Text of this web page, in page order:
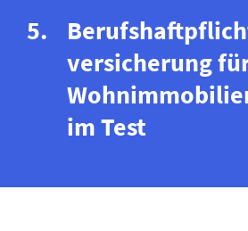
versicherung
im Test